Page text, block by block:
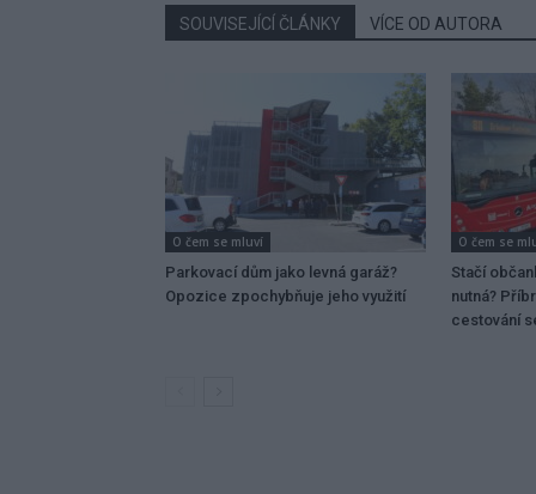
SOUVISEJÍCÍ ČLÁNKY VÍCE OD AUTORA
O čem se mluví
Parkovací dům jako levná garáž?
Opozice zpochybňuje jeho využití
O čem se
Stačí
nutná?
cestování